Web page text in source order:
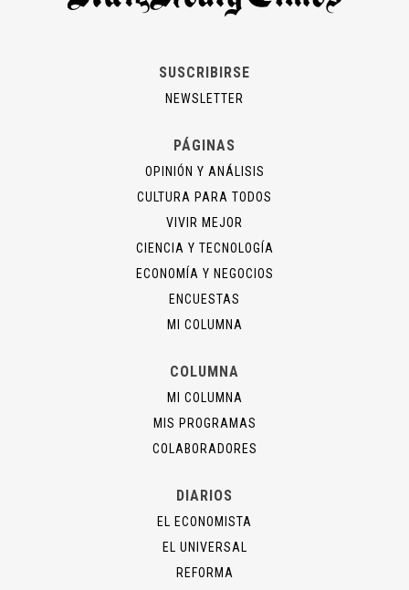
SUSCRIBIRSE
NEWSLETTER
PÁGINAS
OPINIÓN Y ANÁLISIS
CULTURA PARA TODOS
VIVIR MEJOR
CIENCIA Y TECNOLOGÍA
ECONOMÍA Y NEGOCIOS
ENCUESTAS
MI COLUMNA
COLUMNA
MI COLUMNA
MIS PROGRAMAS
COLABORADORES
DIARIOS
EL ECONOMISTA
EL UNIVERSAL
REFORMA